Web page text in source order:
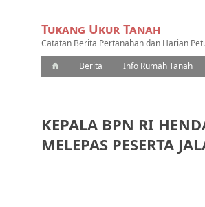
Tukang Ukur Tanah
Catatan Berita Pertanahan dan Harian
Berita
Info Rumah Tanah
KEPALA BPN RI
MELEPAS PESERTA